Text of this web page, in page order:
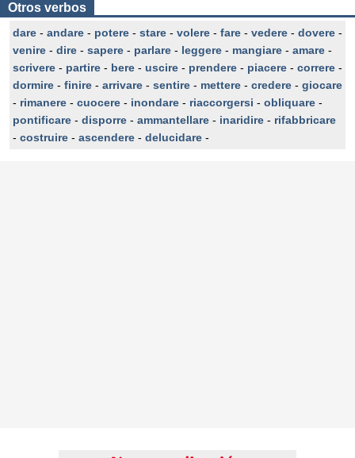
Otros verbos
dare - andare - potere - stare - volere - fare - vedere - dovere -
venire - dire - sapere - parlare - leggere - mangiare - amare -
scrivere - partire - bere - uscire - prendere - piacere - correre -
dormire - finire - arrivare - sentire - mettere - credere - giocare
- rimanere - cuocere - inondare - riaccorgersi - obliquare -
pontificare - disporre - ammantellare - inaridire - rifabbricare
- costruire - ascendere - delucidare -